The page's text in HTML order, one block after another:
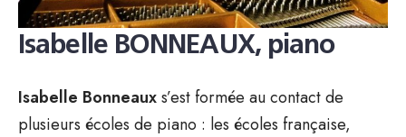
Isabelle BONNEAUX, piano
Isabelle Bonneauxs’est formée au contact de
plusieurs écoles de piano : les écoles française,